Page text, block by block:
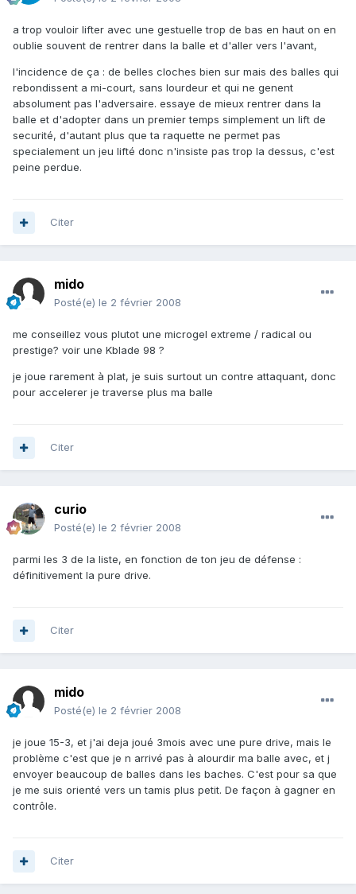
a trop vouloir lifter avec une gestuelle trop de bas en haut on en
oublie souvent de rentrer dans la balle et d'aller vers l'avant,
l'incidence de ça : de belles cloches bien sur mais des balles qui
rebondissent a mi-court, sans lourdeur et qui ne genent
absolument pas l'adversaire. essaye de mieux rentrer dans la
balle et d'adopter dans un premier temps simplement un lift de
securité, d'autant plus que ta raquette ne permet pas
specialement un jeu lifté donc n'insiste pas trop la dessus, c'est
peine perdue.
Citer
mido
Posté(e) le 2 février 2008
me conseillez vous plutot une microgel extreme / radical ou
prestige? voir une Kblade 98 ?
je joue rarement à plat, je suis surtout un contre attaquant, donc
pour accelerer je traverse plus ma balle
Citer
curio
Posté(e) le 2 février 2008
parmi les 3 de la liste, en fonction de ton jeu de défense :
définitivement la pure drive.
Citer
mido
Posté(e) le 2 février 2008
je joue 15-3, et j'ai deja joué 3mois avec une pure drive, mais le
problème c'est que je n arrivé pas à alourdir ma balle avec, et j
envoyer beaucoup de balles dans les baches. C'est pour sa que
je me suis orienté vers un tamis plus petit. De façon à gagner en
contrôle.
Citer